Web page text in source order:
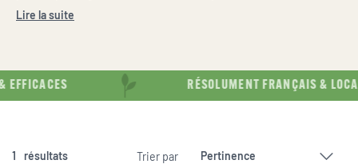
Lire la suite
EFFICACES RÉSOLUMENT FRANÇAIS &
1 résultats Trier par